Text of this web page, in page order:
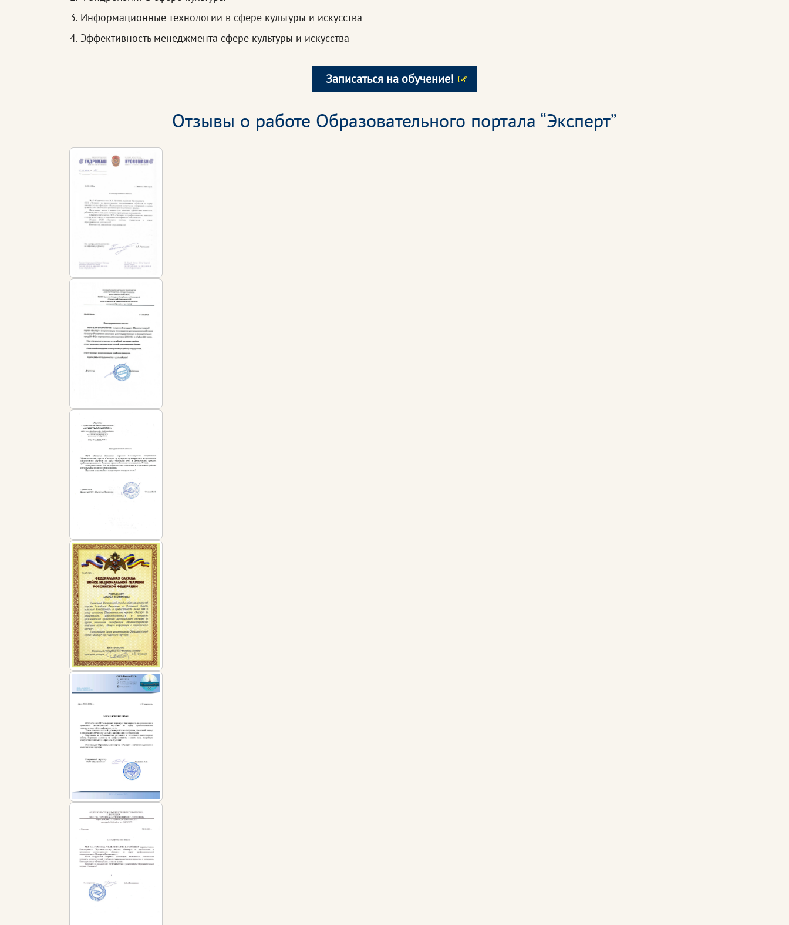
Информационные технологии в сфере культуры и искусства
Эффективность менеджмента сфере культуры и искусства
Записаться на обучение!
Отзывы о работе Образовательного портала “Эксперт”